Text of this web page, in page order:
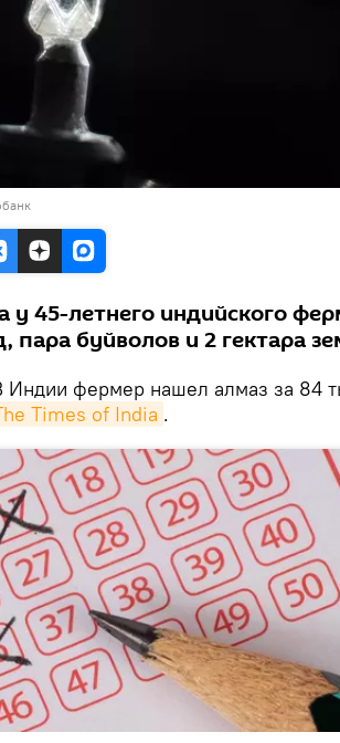
45-летнего индийского
пара буйволов и 2 гектара
Индии фермер нашел алмаз за 84
Times of India .